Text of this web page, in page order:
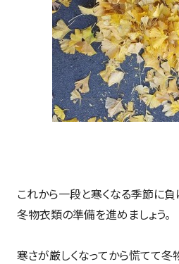
これから一段と寒くなる季節に
冬物衣類の準備を進めましょう。
寒さが厳しくなってから慌てて冬